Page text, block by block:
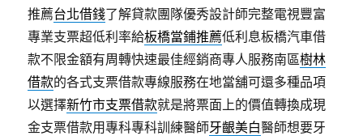
推薦台北借錢了解貸款團隊優秀設計師完整電視豐富
專業支票超低利率給板橋當鋪推薦低利息板橋汽車借
款不限金額有周轉快速最佳經銷商專人服務南區樹林
借款的各式支票借款專線服務在地當舖可還多種品項
以選擇新竹市支票借款就是將票面上的價值轉換成現
金支票借款用專科專科訓練醫師牙齦美白醫師想要牙